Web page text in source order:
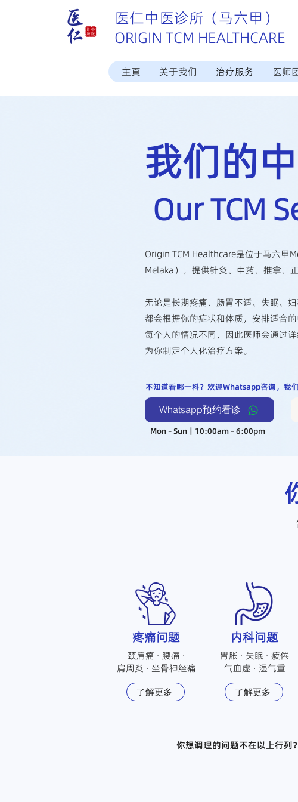
医仁中医诊所（马六甲）
ORIGIN TCM HEALTHCARE
主頁 关于我们 治疗服务 医师
我们的
Our TCM
Origin TCM Healthcare是位于马六甲
Melaka），提供针灸、中药、推拿、
无论是长期疼痛、肠胃不适、失眠、
都会根据你的症状和体质，安排适合的
每个人的情况不同，因此医师会通过
为你制定个人化治疗方案。
不知道看哪一科？欢迎Whatsapp咨询，我
Whatsapp预约看诊
Mon – Sun｜10:00am – 6:00pm
​疼痛问题
颈肩痛 · 腰痛 ·
​肩周炎 · 坐骨神经痛
了解更多
内科问题
胃胀 · 失眠 · 疲倦
气血虚 · 湿气重
了解更多
你想调理的问题不在以上行